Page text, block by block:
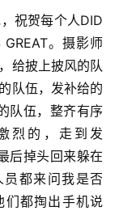
祝贺每个人DID
GREAT。摄影师
给披上披风的队
队伍，发补给的
队伍，整齐有序
烈的，走到发
后掉头回来躲在
都来问我是否
们都掏出手机说